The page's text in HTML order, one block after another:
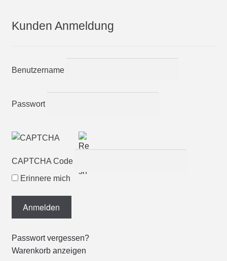
Kunden Anmeldung
Benutzername
Passwort
CAPTCHA Code
Erinnere mich
Passwort vergessen?
Warenkorb anzeigen